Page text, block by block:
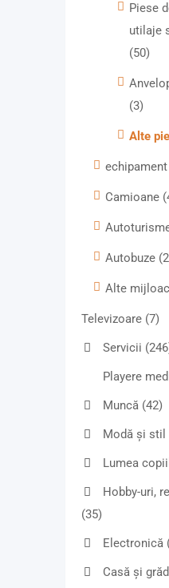
Piese
utilaje
(50)
(3)
Alte
echipament
Camioane
Autobuze
Alte
Televizoare (7)
Servicii
Playere
Muncă (42)
Modă și stil
Lumea
Hobby-uri,
(35)
Electronică
Casă și